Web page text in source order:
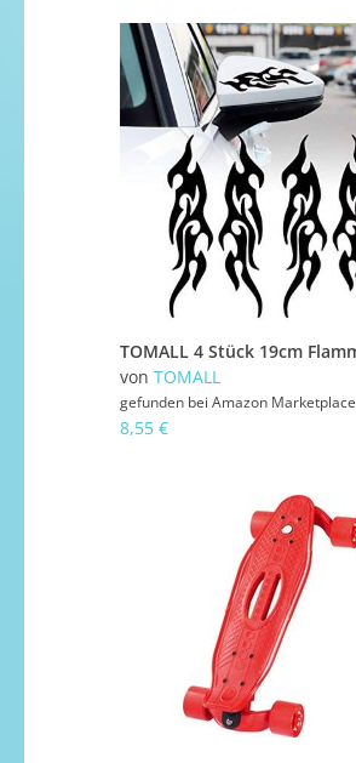
von TOMALL
gefunden bei Amazon Marketplace
8,55 €